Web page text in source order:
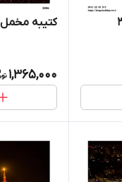
کتیبه مخمل
1,365,000